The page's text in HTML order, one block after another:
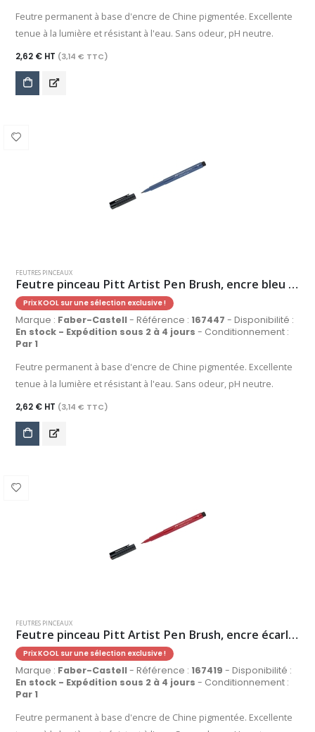
Feutre permanent à base d'encre de Chine pigmentée. Excellente
tenue à la lumière et résistant à l'eau. Sans odeur, pH neutre.
2,62 € HT (3,14 € TTC)
FEUTRES PINCEAUX
Feutre pinceau Pitt Artist Pen Brush, encre bleu indanthrène
Prix KOOL sur une sélection exclusive !
Marque : Faber-Castell- Référence : 167447 - Disponibilité :
En stock - Expédition sous 2 à 4 jours - Conditionnement :
Par 1
Feutre permanent à base d'encre de Chine pigmentée. Excellente
tenue à la lumière et résistant à l'eau. Sans odeur, pH neutre.
2,62 € HT (3,14 € TTC)
FEUTRES PINCEAUX
Feutre pinceau Pitt Artist Pen Brush, encre écarlate intense
Prix KOOL sur une sélection exclusive !
Marque : Faber-Castell- Référence : 167419 - Disponibilité :
En stock - Expédition sous 2 à 4 jours - Conditionnement :
Par 1
Feutre permanent à base d'encre de Chine pigmentée. Excellente